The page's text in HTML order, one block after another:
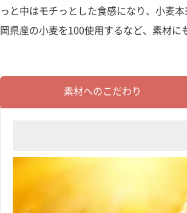
っと中はモチっとした食感になり、小麦
岡県産の小麦を100使用するなど、素材に
素材へのこだわり